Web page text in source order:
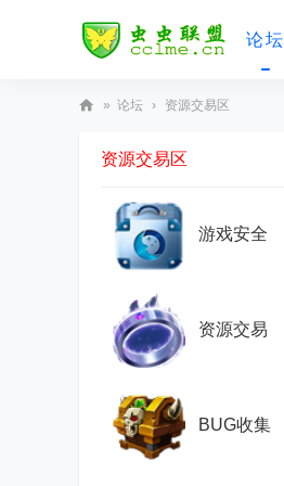
论坛
» 论坛 › 资源交易区
资源交易区
游戏安全
资源交易
BUG收集